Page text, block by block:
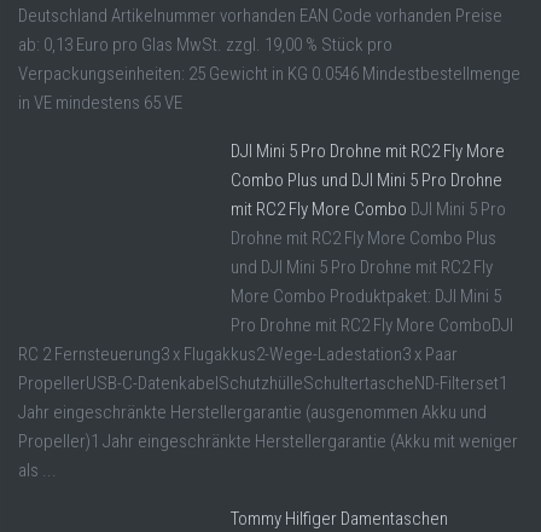
Deutschland Artikelnummer vorhanden EAN Code vorhanden Preise
ab: 0,13 Euro pro Glas MwSt. zzgl. 19,00 % Stück pro
Verpackungseinheiten: 25 Gewicht in KG 0.0546 Mindestbestellmenge
in VE mindestens 65 VE
DJI Mini 5 Pro Drohne mit RC2 Fly More
Combo Plus und DJI Mini 5 Pro Drohne
mit RC2 Fly More Combo DJI Mini 5 Pro
Drohne mit RC2 Fly More Combo Plus
und DJI Mini 5 Pro Drohne mit RC2 Fly
More Combo Produktpaket: DJI Mini 5
Pro Drohne mit RC2 Fly More ComboDJI
RC 2 Fernsteuerung3 x Flugakkus2-Wege-Ladestation3 x Paar
PropellerUSB-C-DatenkabelSchutzhülleSchultertascheND-Filterset1
Jahr eingeschränkte Herstellergarantie (ausgenommen Akku und
Propeller)1 Jahr eingeschränkte Herstellergarantie (Akku mit weniger
als ...
Tommy Hilfiger Damentaschen